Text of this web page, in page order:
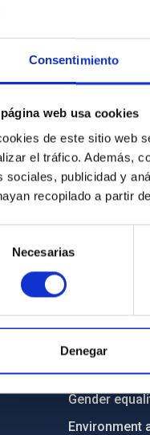
Consentimiento
web usa cookies
de este sitio web
el tráfico. Además,
sociales, publicidad y
recopilado a partir
Necesarias
Denegar
Legislation
Transparency
Code of
Gender
Environment